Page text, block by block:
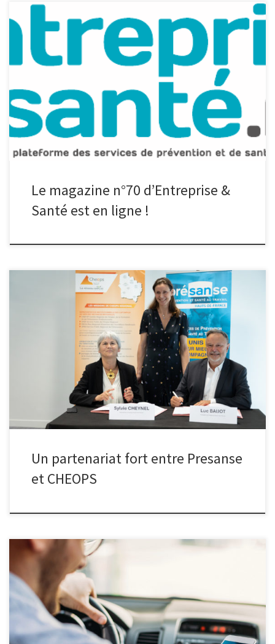
Le nouveau numéro du magazine Entreprise & Santé, le magazine
des Services de Prévention et de Santé au Travail Interentreprises
(SPSTI) des Hauts-de-France, est en ligne. Ce magazine met en
lumière plusieurs actions d’entreprises qui ont pu, grâce à leur
Service de Prévention et de Santé au Travail, développer des
solutions […]
Le magazine n°70 d’Entreprise &
Santé est en ligne !
PRÉSANSE et CHEOPS s’engagent en faveur de l’insertion
professionnelle et du maintien en emploi des personnes en
situation de handicap. Le 13 juin, au Siège de PÔLE SANTÉ
TRAVAIL, Luc Baijot -Président de PRÉSANSE Hauts-de-France- et
Sylvie Cheynel -Présidente de CHEOPS Hauts-de-France- ont signé
une convention de partenariat visant à : renforcer déjà […]
Un partenariat fort entre Presanse
et CHEOPS
Pour participer au webinaire, suivez ce lien de connexion le jour
de l’événement.À l’occasion de la semaine de la sécurité routière
au travail, un webinaire est organisé sous l’égide de la DREETS et
dans le cadre du 4ème Plan Régional de Santé au Travail Hauts-